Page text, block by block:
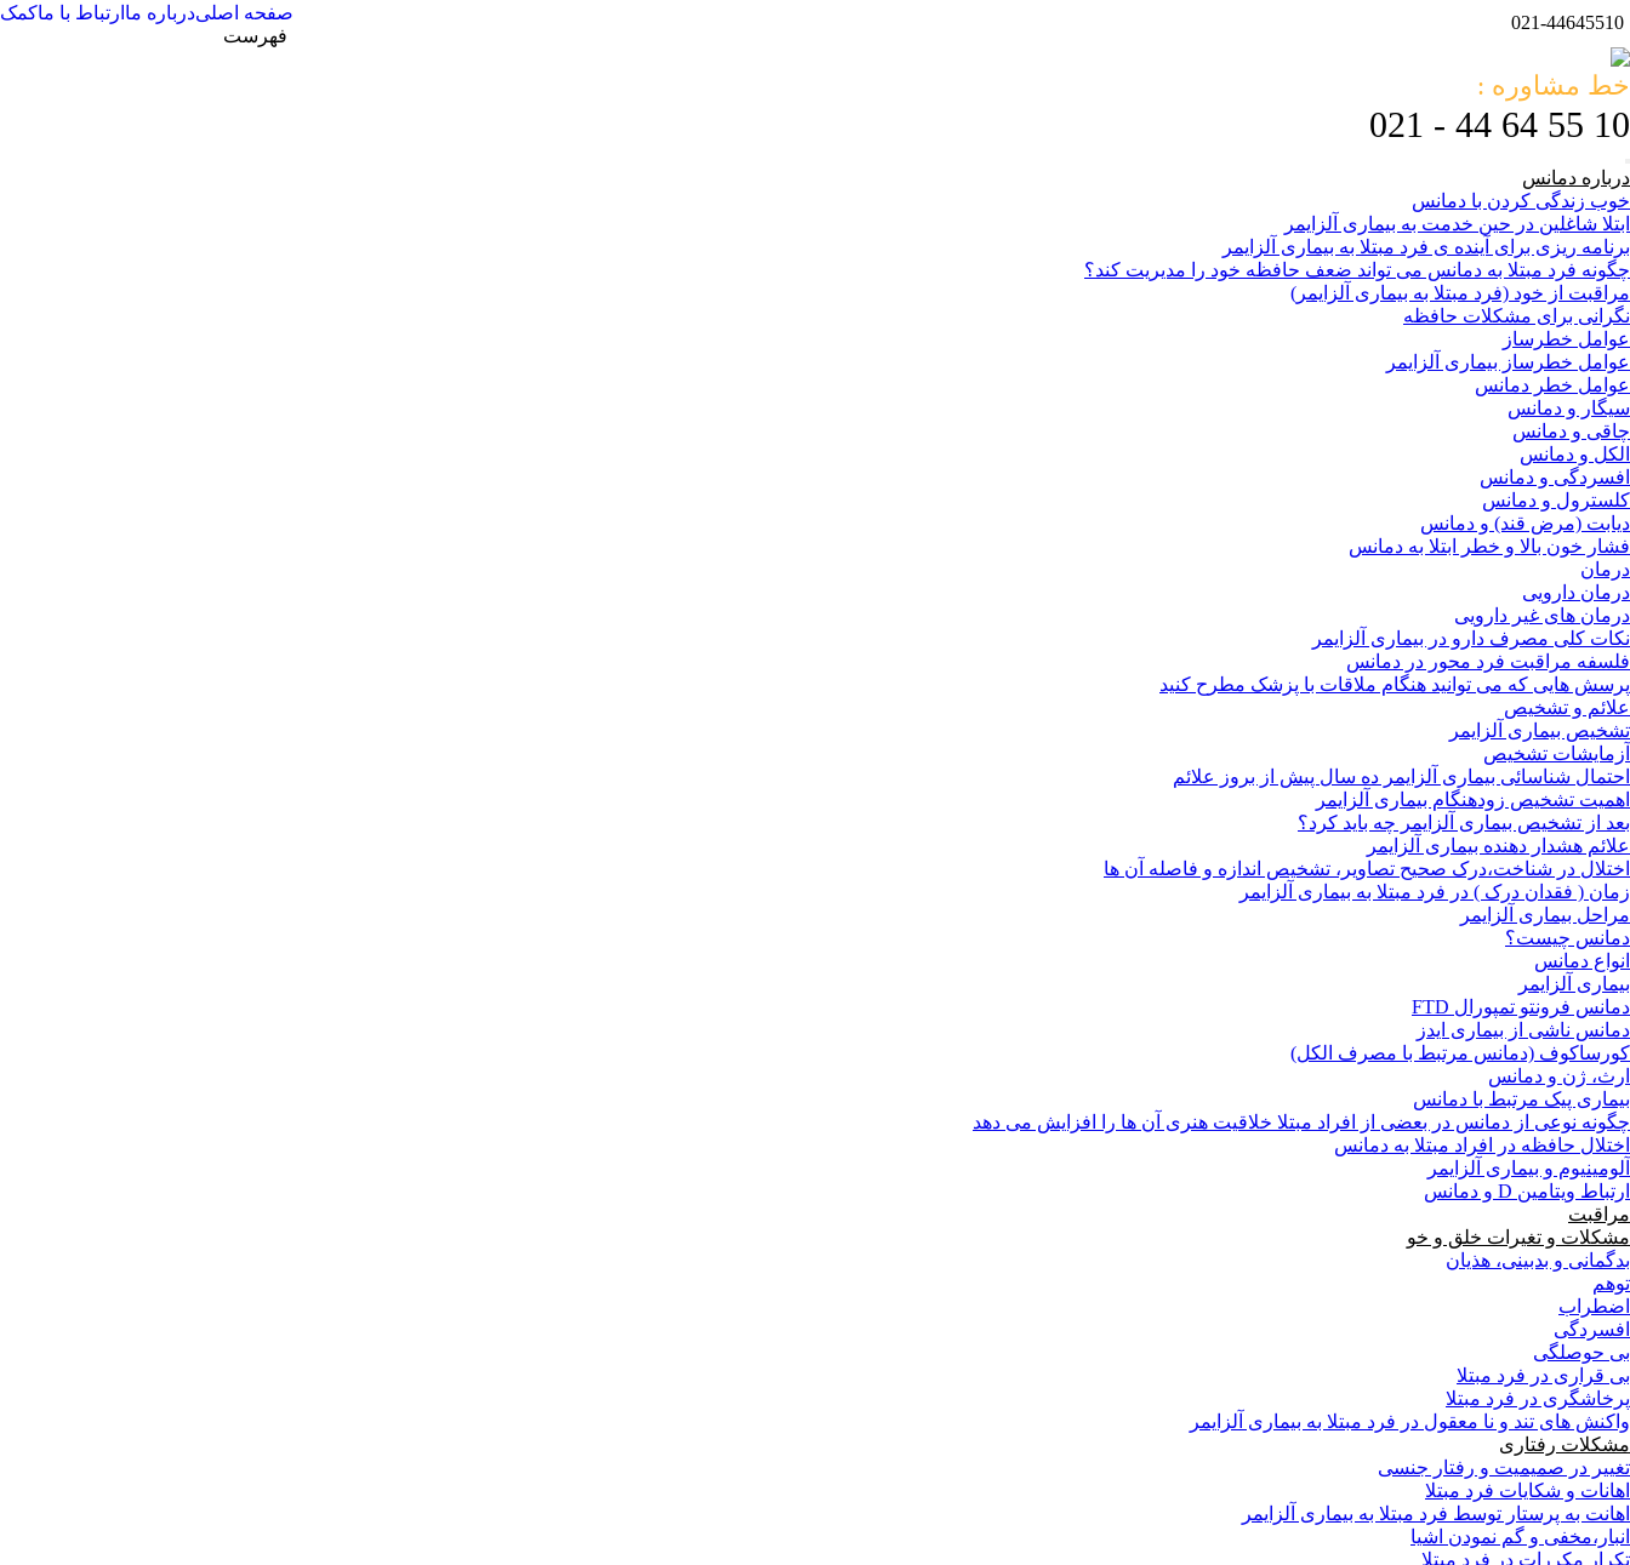
021-44645510
صفحه اصلیدرباره ما ارتباط با ماکمک
فهرست
خط مشاوره :
10 55 64 44 - 021
درباره دمانس
خوب زندگی کردن با دمانس
ابتلا شاغلین در حین خدمت به بیماری آلزایمر
برنامه ریزی برای آینده ی فرد مبتلا به بیماری آلزایمر
چگونه فرد مبتلا به دمانس می تواند ضعف حافظه خود را مدیریت کند؟
مراقبت از خود (فرد مبتلا به بیماری آلزایمر)
نگرانی برای مشکلات حافظه
عوامل خطرساز
عوامل خطرساز بیماری آلزایمر
عوامل خطر دمانس
سیگار و دمانس
چاقی و دمانس
الکل و دمانس
افسردگی و دمانس
کلسترول و دمانس
دیابت (مرض قند) و دمانس
فشار خون بالا و خطر ابتلا به دمانس
درمان
درمان دارویی
درمان های غیر دارویی
نکات کلی مصرف دارو در بیماری آلزایمر
فلسفه مراقبت فرد محور در دمانس
پرسش هایی که می توانید هنگام ملاقات با پزشک مطرح کنید
علائم و تشخیص
تشخیص بیماری آلزایمر
آزمایشات تشخیص
احتمال شناسائی بیماری آلزایمر ده سال پیش از بروز علائم
اهمیت تشخیص زودهنگام بیماری آلزایمر
بعد از تشخیص بیماری آلزایمر چه باید کرد؟
علائم هشدار دهنده بیماری آلزایمر
اختلال در شناخت،درک صحیح تصاویر، تشخیص اندازه و فاصله آن ها
زمان ( فقدان درک ) در فرد مبتلا به بیماری آلزایمر
مراحل بیماری آلزایمر
دمانس چیست؟
انواع دمانس
بیماری آلزایمر
دمانس فرونتو تمپورال FTD
دمانس ناشی از بیماری ایدز
کورساکوف (دمانس مرتبط با مصرف الکل)
ارث، ژن و دمانس
بیماری پیک مرتبط با دمانس
چگونه نوعی از دمانس در بعضی از افراد مبتلا خلاقیت هنری آن ها را افزایش می دهد
اختلال حافظه در افراد مبتلا به دمانس
آلومینیوم و بیماری آلزایمر
ارتباط ویتامین D و دمانس
مراقبت
مشکلات و تغیرات خلق و خو
بدگمانی و بدبینی، هذیان
توهم
اضطراب
افسردگی
بی حوصلگی
بی قراری در فرد مبتلا
پرخاشگری در فرد مبتلا
واکنش های تند و نا معقول در فرد مبتلا به بیماری آلزایمر
مشکلات رفتاری
تغییر در صمیمیت و رفتار جنسی
اهانات و شکایات فرد مبتلا
اهانت به پرستار توسط فرد مبتلا به بیماری آلزایمر
انبار،مخفی و گم نمودن اشیا
تکرار مکررات در فرد مبتلا